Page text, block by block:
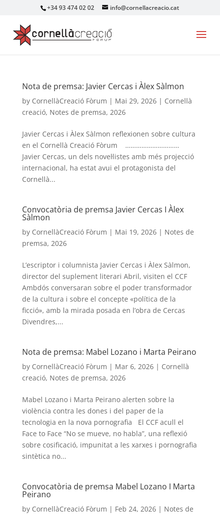
+34 93 474 02 02 info@cornellacreacio.cat
Nota de premsa: Javier Cercas i Àlex Sàlmon
by CornellàCreació Fòrum | Mai 29, 2026| Cornellà
creació, Notes de premsa, 2026
Javier Cercas i Àlex Sàlmon reflexionen sobre cultura
en el Cornellà Creació Fòrum …………………………
Javier Cercas, un dels novel·listes amb més projecció
internacional, ha estat avui el protagonista del
Cornellà...
Convocatòria de premsa Javier Cercas I Àlex
Sàlmon
by CornellàCreació Fòrum | Mai 19, 2026| Notes de
premsa, 2026
L’escriptor i columnista Javier Cercas i Àlex Sàlmon,
director del suplement literari Abril, visiten el CCF
Ambdós conversaran sobre el poder transformador
de la cultura i sobre el concepte «política de la
ficció», amb la mirada posada en l’obra de Cercas
Divendres,...
Nota de premsa: Mabel Lozano i Marta Peirano
by CornellàCreació Fòrum | Mar 6, 2026| Cornellà
creació, Notes de premsa, 2026
Mabel Lozano i Marta Peirano alerten sobre la
violència contra les dones i del paper de la
tecnologia en la nova pornografia El CCF acull el
Face to Face “No se mueve, no habla”, una reflexió
sobre cosificació, impunitat a les xarxes i pornografia
sintètica no...
Convocatòria de premsa Mabel Lozano I Marta
Peirano
by CornellàCreació Fòrum | Feb 24, 2026| Notes de